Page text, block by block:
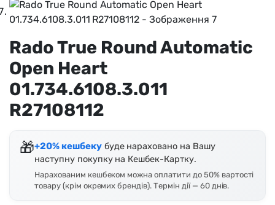
Rado True Round Automatic
Open Heart
01.734.6108.3.011
R27108112
🎁+20% кешбекубуде нараховано на Вашу
наступну покупку на Кешбек-Картку.
Нарахованим кешбеком можна оплатити до 50% вартості
товару (крім окремих брендів). Термін дії — 60 днів.